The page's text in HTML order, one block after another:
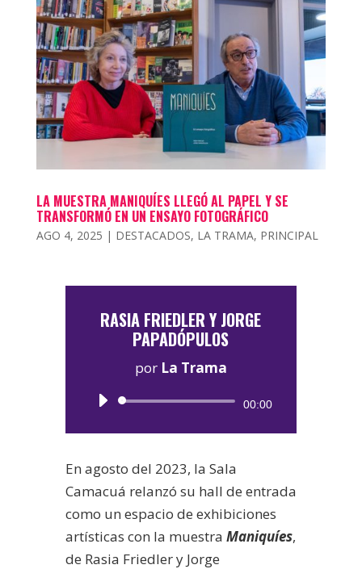
LA MUESTRA MANIQUÍES LLEGÓ AL PAPEL Y SE
TRANSFORMÓ EN UN ENSAYO FOTOGRÁFICO
AGO 4, 2025 | DESTACADOS, LA TRAMA, PRINCIPAL
RASIA FRIEDLER Y JORGE
PAPADÓPULOS
por La Trama
Reproductor
00:00
En agosto del 2023, la Sala
Camacuá relanzó su hall de entrada
como un espacio de exhibiciones
artísticas con la muestra Maniquíes,
de Rasia Friedler y Jorge